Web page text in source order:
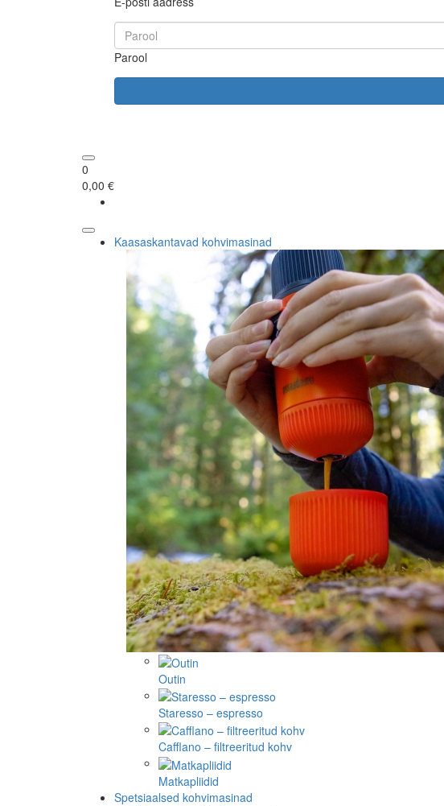
Parool
0
0,00 €
Kaasaskantavad kohvimasinad
Outin
Staresso – espresso
Cafflano – filtreeritud kohv
Matkapliidid
Spetsiaalsed kohvimasinad